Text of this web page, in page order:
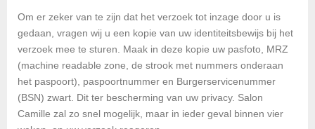
Om er zeker van te zijn dat het verzoek tot inzage door u is
gedaan, vragen wij u een kopie van uw identiteitsbewijs bij het
verzoek mee te sturen. Maak in deze kopie uw pasfoto, MRZ
(machine readable zone, de strook met nummers onderaan
het paspoort), paspoortnummer en Burgerservicenummer
(BSN) zwart. Dit ter bescherming van uw privacy. Salon
Camille zal zo snel mogelijk, maar in ieder geval binnen vier